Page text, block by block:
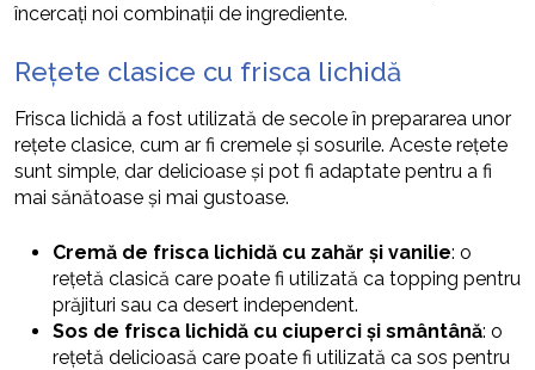
încercați noi combinații de ingrediente.
Rețete clasice cu frisca lichidă
Frisca lichidă a fost utilizată de secole în prepararea unor
rețete clasice, cum ar fi cremele și sosurile. Aceste rețete
sunt simple, dar delicioase și pot fi adaptate pentru a fi
mai sănătoase și mai gustoase.
Cremă de frisca lichidă cu zahăr și vanilie: o
rețetă clasică care poate fi utilizată ca topping pentru
prăjituri sau ca desert independent.
Sos de frisca lichidă cu ciuperci și smântână: o
rețetă delicioasă care poate fi utilizată ca sos pentru